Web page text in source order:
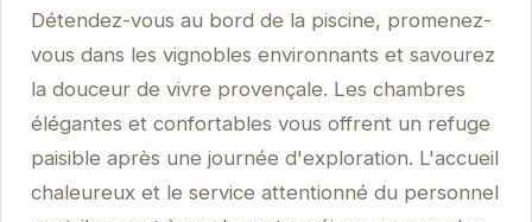
Détendez-vous au bord de la piscine, promenez-
vous dans les vignobles environnants et savourez
la douceur de vivre provençale. Les chambres
élégantes et confortables vous offrent un refuge
paisible après une journée d'exploration. L'accueil
chaleureux et le service attentionné du personnel